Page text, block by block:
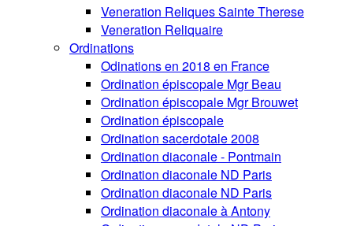
Veneration Reliques Sainte Therese
Veneration Reliquaire
Ordinations
Odinations en 2018 en France
Ordination épiscopale Mgr Beau
Ordination épiscopale Mgr Brouwet
Ordination épiscopale
Ordination sacerdotale 2008
Ordination diaconale - Pontmain
Ordination diaconale ND Paris
Ordination diaconale ND Paris
Ordination diaconale à Antony